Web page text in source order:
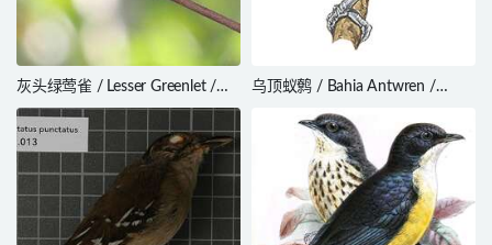
灰头绿莺雀 / Lesser Greenlet /
Hylophilus decurtatus
乌顶蚁鹩 / Bahia Antwren /